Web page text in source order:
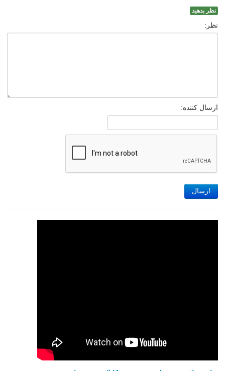
نظر بدهید
نظر:
ارسال کننده:
ارسال